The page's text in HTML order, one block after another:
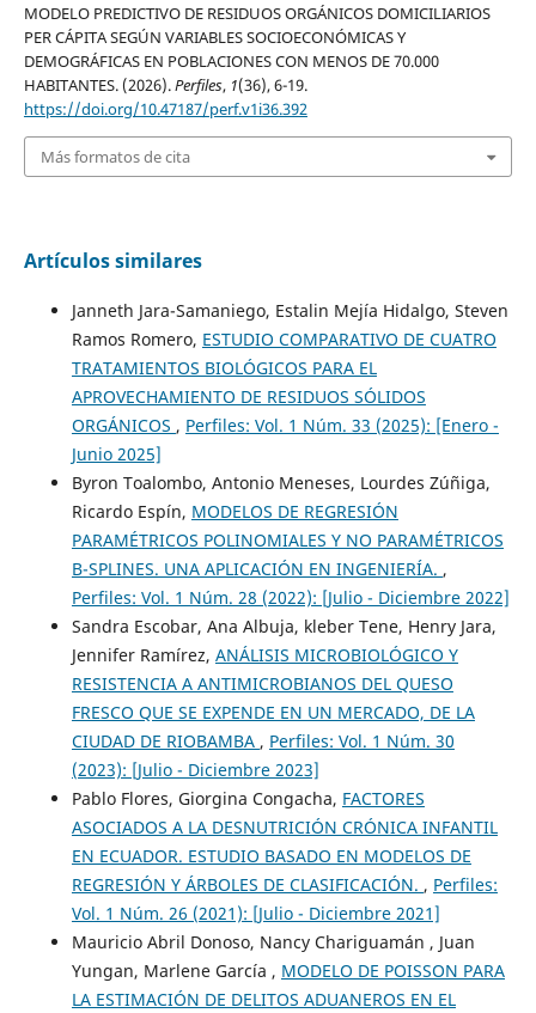
MODELO PREDICTIVO DE RESIDUOS ORGÁNICOS DOMICILIARIOS
PER CÁPITA SEGÚN VARIABLES SOCIOECONÓMICAS Y
DEMOGRÁFICAS EN POBLACIONES CON MENOS DE 70.000
HABITANTES. (2026).Perfiles, 1(36), 6-19.
https://doi.org/10.47187/perf.v1i36.392
Más formatos de cita
Artículos similares
Janneth Jara-Samaniego, Estalin Mejía Hidalgo, Steven
Ramos Romero, ESTUDIO COMPARATIVO DE CUATRO
TRATAMIENTOS BIOLÓGICOS PARA EL
APROVECHAMIENTO DE RESIDUOS SÓLIDOS
ORGÁNICOS , Perfiles: Vol. 1 Núm. 33 (2025): [Enero -
Junio 2025]
Byron Toalombo, Antonio Meneses, Lourdes Zúñiga,
Ricardo Espín, MODELOS DE REGRESIÓN
PARAMÉTRICOS POLINOMIALES Y NO PARAMÉTRICOS
B-SPLINES. UNA APLICACIÓN EN INGENIERÍA. ,
Perfiles: Vol. 1 Núm. 28 (2022): [Julio - Diciembre 2022]
Sandra Escobar, Ana Albuja, kleber Tene, Henry Jara,
Jennifer Ramírez, ANÁLISIS MICROBIOLÓGICO Y
RESISTENCIA A ANTIMICROBIANOS DEL QUESO
FRESCO QUE SE EXPENDE EN UN MERCADO, DE LA
CIUDAD DE RIOBAMBA , Perfiles: Vol. 1 Núm. 30
(2023): [Julio - Diciembre 2023]
Pablo Flores, Giorgina Congacha, FACTORES
ASOCIADOS A LA DESNUTRICIÓN CRÓNICA INFANTIL
EN ECUADOR. ESTUDIO BASADO EN MODELOS DE
REGRESIÓN Y ÁRBOLES DE CLASIFICACIÓN. , Perfiles:
Vol. 1 Núm. 26 (2021): [Julio - Diciembre 2021]
Mauricio Abril Donoso, Nancy Chariguamán , Juan
Yungan, Marlene García , MODELO DE POISSON PARA
LA ESTIMACIÓN DE DELITOS ADUANEROS EN EL